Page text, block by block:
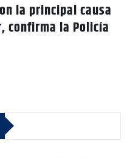
la principal causa
confirma la Policía